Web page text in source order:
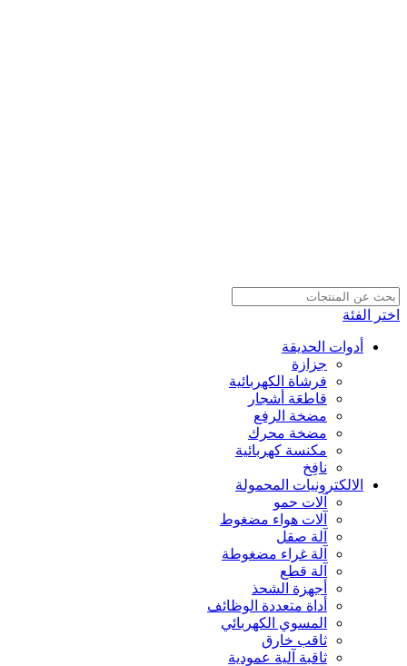
اختر الفئة
أدوات الحديقة
جزازة
فرشاة الكهربائية
قاطعَة أشجار
مضخة الرفع
مضخة محرك
مكنسة كهربائية
نافِخ
الالكترونيات المحمولة
آلات حمو
آلات هواء مضغوط
آلة صقل
آلة غراء مضغوطة
آلة قطع
أجهزة الشحذ
أداة متعددة الوظائف
المسوي الكهربائي
ثاقب خارق
ثاقبة آلية عمودية